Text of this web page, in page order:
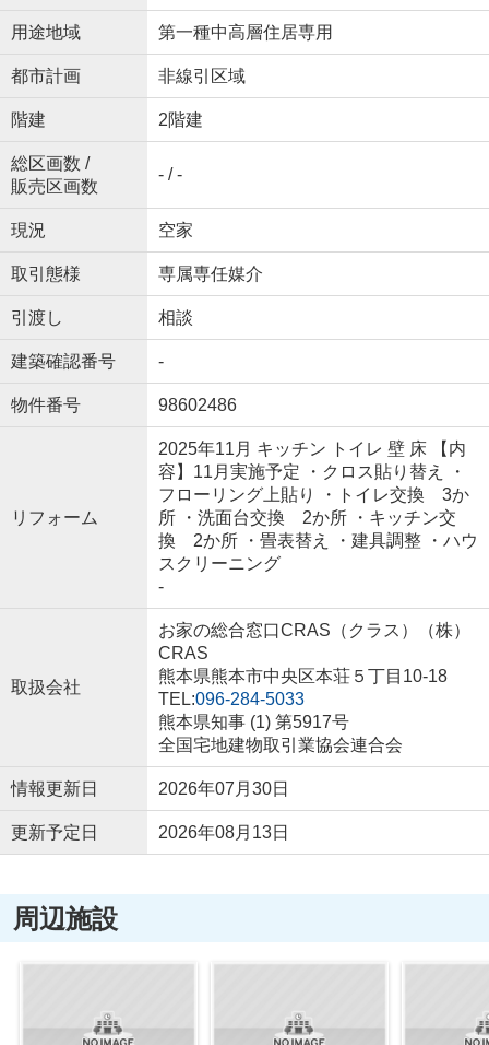
用途地域 第一種中高層住居専用
都市計画 非線引区域
階建 2階建
総区画数 /
販売区画数
- / -
現況 空家
取引態様 専属専任媒介
引渡し 相談
建築確認番号 -
物件番号 98602486
リフォーム
2025年11月 キッチン トイレ 壁 床 【内
容】11月実施予定 ・クロス貼り替え ・
フローリング上貼り ・トイレ交換 3か
所 ・洗面台交換 2か所 ・キッチン交
換 2か所 ・畳表替え ・建具調整 ・ハウ
スクリーニング
-
取扱会社
お家の総合窓口CRAS（クラス）（株）
CRAS
熊本県熊本市中央区本荘５丁目10-18
TEL:096-284-5033
熊本県知事 (1) 第5917号
全国宅地建物取引業協会連合会
情報更新日 2026年07月30日
更新予定日 2026年08月13日
周辺施設